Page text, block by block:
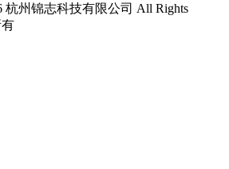
杭州锦志科技有限公司 All Rights
有